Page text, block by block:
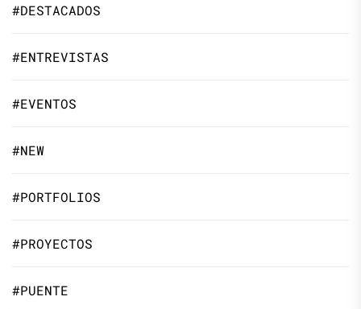
#DESTACADOS
#ENTREVISTAS
#EVENTOS
#NEW
#PORTFOLIOS
#PROYECTOS
#PUENTE